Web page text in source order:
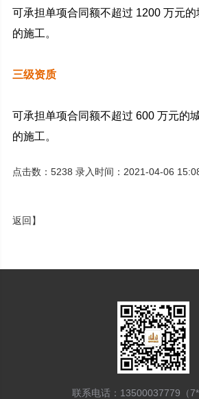
可承担单项合同额不超过 1200 万元
的施工。
三级资质
可承担单项合同额不超过 600 万元的
的施工。
点击数：5238 录入时间：2021-04-06
返回 】
联系电话：13500037779（